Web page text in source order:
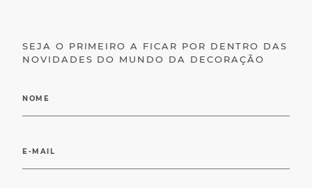
SEJA O PRIMEIRO A FICAR POR DENTRO DAS
NOVIDADES DO MUNDO DA DECORAÇÃO